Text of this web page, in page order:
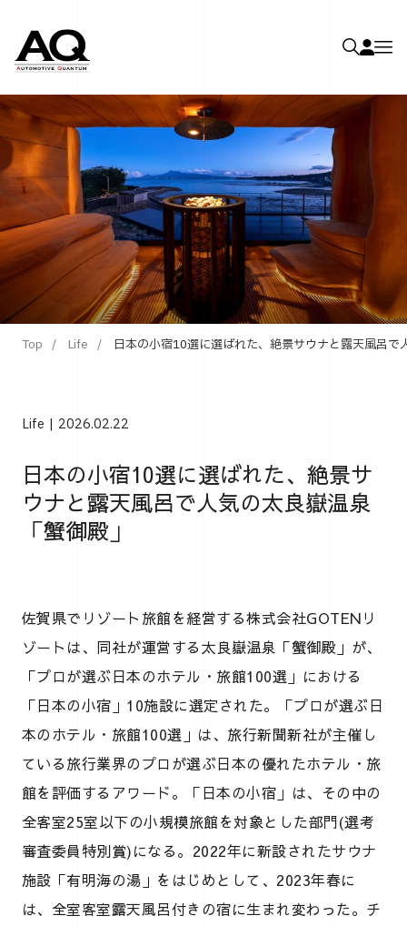
Top Life 日本の小宿10選に選ばれた、絶景サウナと露天風呂で
Life 2026.02.22
日本の小宿10選に選ばれた、絶景サ
ウナと露天風呂で人気の太良嶽温泉
「蟹御殿」
佐賀県でリゾート旅館を経営する株式会社GOTENリ
ゾートは、同社が運営する太良嶽温泉「蟹御殿」が、
「プロが選ぶ日本のホテル・旅館100選」における
「日本の小宿」10施設に選定された。「プロが選ぶ日
本のホテル・旅館100選」は、旅行新聞新社が主催し
ている旅行業界のプロが選ぶ日本の優れたホテル・旅
館を評価するアワード。「日本の小宿」は、その中の
全客室25室以下の小規模旅館を対象とした部門(選考
審査委員特別賞)になる。2022年に新設されたサウナ
施設「有明海の湯」をはじめとして、2023年春に
は、全室客室露天風呂付きの宿に生まれ変わった。チ